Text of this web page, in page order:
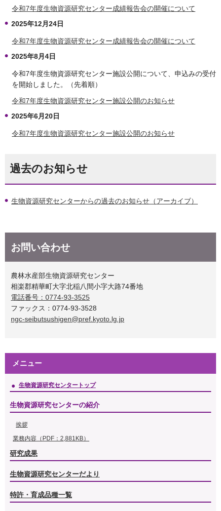
令和7年度生物資源研究センター成績報告会の開催について
2025年12月24日
令和7年度生物資源研究センター成績報告会の開催について
2025年8月4日
令和7年度生物資源研究センター施設公開について、申込みの受付
を開始しました。（先着順）
令和7年度生物資源研究センター施設公開のお知らせ
2025年6月20日
令和7年度生物資源研究センター施設公開のお知らせ
過去のお知らせ
生物資源研究センターからの過去のお知らせ（アーカイブ）
お問い合わせ
農林水産部生物資源研究センター
相楽郡精華町大字北稲八間小字大路74番地
電話番号：0774-93-3525
ファックス：0774-93-3528
ngc-seibutsushigen@pref.kyoto.lg.jp
メニュー
生物資源研究センタートップ
生物資源研究センターの紹介
挨拶
業務内容（PDF：2,881KB）
研究成果
生物資源研究センターだより
特許・育成品種一覧